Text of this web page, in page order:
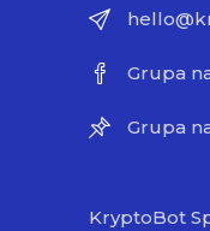
Grupa
Grupa
KryptoBot